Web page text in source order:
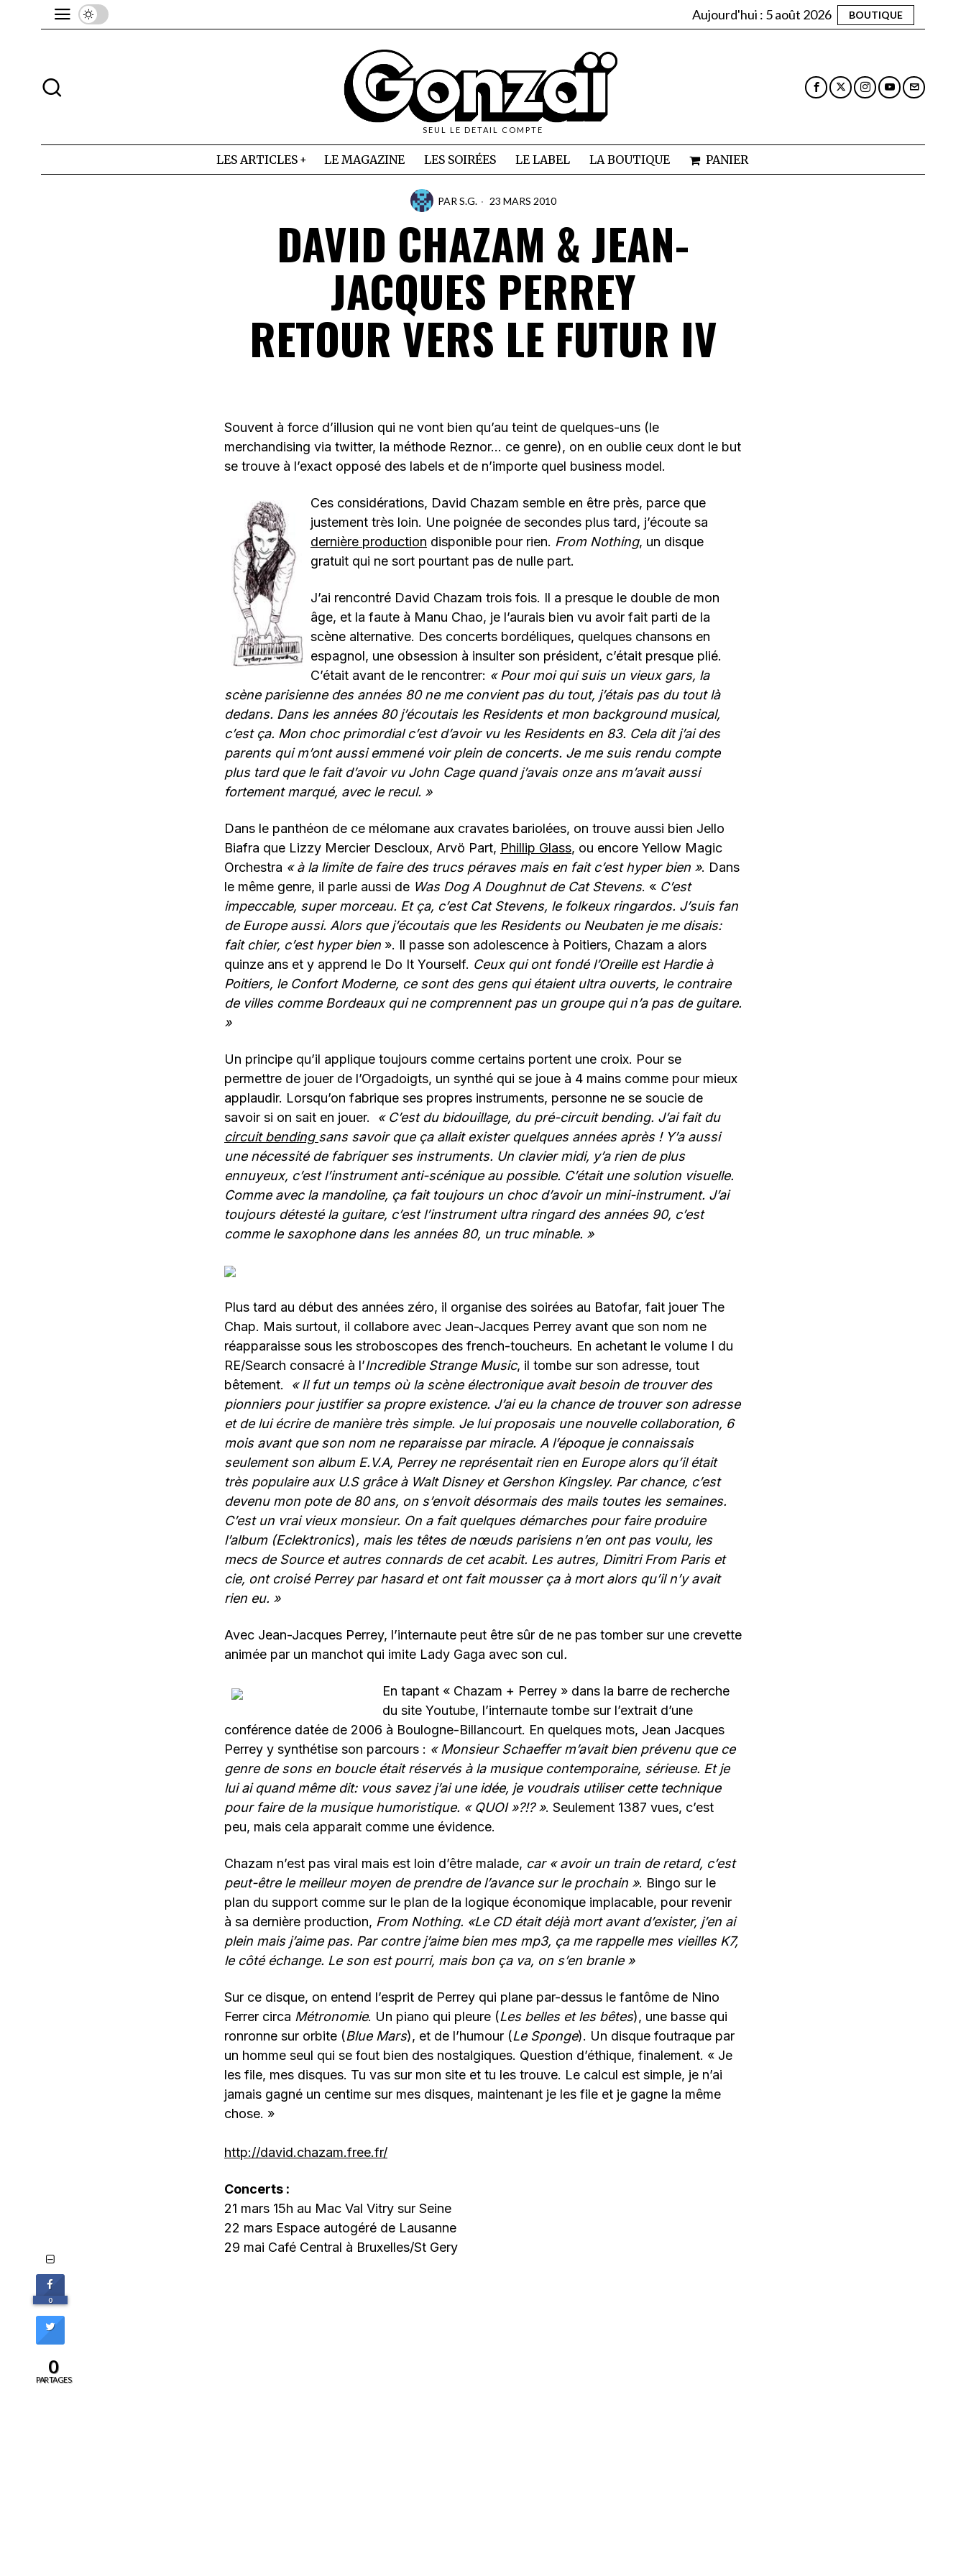
Aujourd'hui : 5 août 2026 BOUTIQUE
SEUL LE DETAIL COMPTE
LES ARTICLES LE MAGAZINE LES SOIRÉES LE LABEL LA BOUTIQUE PANIER
PAR S.G. 23 MARS 2010
DAVID CHAZAM & JEAN-
JACQUES PERREY
RETOUR VERS LE FUTUR IV
Souvent à force d’illusion qui ne vont bien qu’au teint de quelques-uns (le
merchandising via twitter, la méthode Reznor… ce genre), on en oublie ceux dont le but
se trouve à l’exact opposé des labels et de n’importe quel business model.
Ces considérations, David Chazam semble en être près, parce que
justement très loin. Une poignée de secondes plus tard, j’écoute sa
dernière production disponible pour rien. From Nothing, un disque
gratuit qui ne sort pourtant pas de nulle part.
J’ai rencontré David Chazam trois fois. Il a presque le double de mon
âge, et la faute à Manu Chao, je l’aurais bien vu avoir fait parti de la
scène alternative. Des concerts bordéliques, quelques chansons en
espagnol, une obsession à insulter son président, c’était presque plié.
C’était avant de le rencontrer: «Pour moi qui suis un vieux gars, la
scène parisienne des années 80 ne me convient pas du tout, j’étais pas du tout là
dedans. Dans les années 80 j’écoutais les Residents et mon background musical,
c’est ça. Mon choc primordial c’est d’avoir vu les Residents en 83. Cela dit j’ai des
parents qui m’ont aussi emmené voir plein de concerts. Je me suis rendu compte
plus tard que le fait d’avoir vu John Cage quand j’avais onze ans m’avait aussi
fortement marqué, avec le recul. »
Dans le panthéon de ce mélomane aux cravates bariolées, on trouve aussi bien Jello
Biafra que Lizzy Mercier Descloux, Arvö Part, Phillip Glass, ou encore Yellow Magic
Orchestra «à la limite de faire des trucs péraves mais en fait c’est hyper bien ». Dans
le même genre, il parle aussi de Was Dog A Doughnut de Cat Stevens. « C’est
impeccable, super morceau. Et ça, c’est Cat Stevens, le folkeux ringardos. J’suis fan
de Europe aussi. Alors que j’écoutais que les Residents ou Neubaten je me disais:
fait chier, c’est hyper bien ». Il passe son adolescence à Poitiers, Chazam a alors
quinze ans et y apprend le Do It Yourself. Ceux qui ont fondé l’Oreille est Hardie à
Poitiers, le Confort Moderne, ce sont des gens qui étaient ultra ouverts, le contraire
de villes comme Bordeaux qui ne comprennent pas un groupe qui n’a pas de guitare.
»
Un principe qu’il applique toujours comme certains portent une croix. Pour se
permettre de jouer de l’Orgadoigts, un synthé qui se joue à 4 mains comme pour mieux
applaudir. Lorsqu’on fabrique ses propres instruments, personne ne se soucie de
savoir si on sait en jouer. « C’est du bidouillage, du pré-circuit bending. J’ai fait du
circuit bending sans savoir que ça allait exister quelques années après! Y’a aussi
une nécessité de fabriquer ses instruments. Un clavier midi, y’a rien de plus
ennuyeux, c’est l’instrument anti-scénique au possible. C’était une solution visuelle.
Comme avec la mandoline, ça fait toujours un choc d’avoir un mini-instrument. J’ai
toujours détesté la guitare, c’est l’instrument ultra ringard des années 90, c’est
comme le saxophone dans les années 80, un truc minable. »
Plus tard au début des années zéro, il organise des soirées au Batofar, fait jouer The
Chap. Mais surtout, il collabore avec Jean-Jacques Perrey avant que son nom ne
réapparaisse sous les stroboscopes des french-toucheurs. En achetant le volume I du
RE/Search consacré à l’Incredible Strange Music, il tombe sur son adresse, tout
bêtement. « Il fut un temps où la scène électronique avait besoin de trouver des
pionniers pour justifier sa propre existence. J’ai eu la chance de trouver son adresse
et de lui écrire de manière très simple. Je lui proposais une nouvelle collaboration, 6
mois avant que son nom ne reparaisse par miracle. A l’époque je connaissais
seulement son album E.V.A, Perrey ne représentait rien en Europe alors qu’il était
très populaire aux U.S grâce à Walt Disney et Gershon Kingsley. Par chance, c’est
devenu mon pote de 80 ans, on s’envoit désormais des mails toutes les semaines.
C’est un vrai vieux monsieur. On a fait quelques démarches pour faire produire
l’album (Eclektronics), mais les têtes de nœuds parisiens n’en ont pas voulu, les
mecs de Source et autres connards de cet acabit. Les autres, Dimitri From Paris et
cie, ont croisé Perrey par hasard et ont fait mousser ça à mort alors qu’il n’y avait
rien eu. »
Avec Jean-Jacques Perrey, l’internaute peut être sûr de ne pas tomber sur une crevette
animée par un manchot qui imite Lady Gaga avec son cul.
En tapant « Chazam + Perrey » dans la barre de recherche
du site Youtube, l’internaute tombe sur l’extrait d’une
conférence datée de 2006 à Boulogne-Billancourt. En quelques mots, Jean Jacques
Perrey y synthétise son parcours : «Monsieur Schaeffer m’avait bien prévenu que ce
genre de sons en boucle était réservés à la musique contemporaine, sérieuse. Et je
lui ai quand même dit:vous savez j’ai une idée, je voudrais utiliser cette technique
pour faire de la musique humoristique. «QUOI»?!?». Seulement 1387 vues, c’est
peu, mais cela apparait comme une évidence.
Chazam n’est pas viral mais est loin d’être malade, car « avoir un train de retard, c’est
peut-être le meilleur moyen de prendre de l’avance sur le prochain ». Bingo sur le
plan du support comme sur le plan de la logique économique implacable, pour revenir
à sa dernière production, From Nothing. «Le CD était déjà mort avant d’exister, j’en ai
plein mais j’aime pas. Par contre j’aime bien mes mp3, ça me rappelle mes vieilles K7,
le côté échange. Le son est pourri, mais bon ça va, on s’en branle»
Sur ce disque, on entend l’esprit de Perrey qui plane par-dessus le fantôme de Nino
Ferrer circa Métronomie. Un piano qui pleure (Les belles et les bêtes), une basse qui
ronronne sur orbite (Blue Mars), et de l’humour (Le Sponge). Un disque foutraque par
un homme seul qui se fout bien des nostalgiques. Question d’éthique, finalement. « Je
les file, mes disques. Tu vas sur mon site et tu les trouve. Le calcul est simple, je n’ai
jamais gagné un centime sur mes disques, maintenant je les file et je gagne la même
chose. »
http://david.chazam.free.fr/
Concerts :
21 mars 15h au Mac Val Vitry sur Seine
22 mars Espace autogéré de Lausanne
29 mai Café Central à Bruxelles/St Gery
0
0
PARTAGES